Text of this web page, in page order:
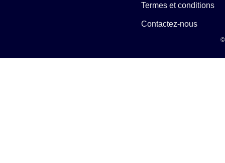
Termes et conditions
Contactez-nous
©